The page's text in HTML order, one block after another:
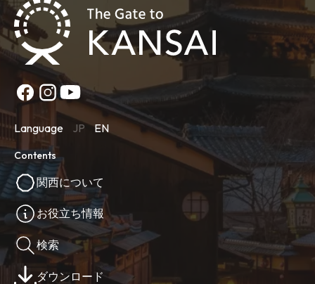
Language JP EN
Contents
関西について
お役立ち情報
検索
ダウンロード